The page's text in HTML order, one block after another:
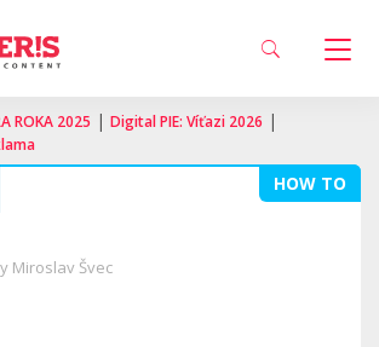
ROKA 2025 | Digital PIE: Víťazi 2026 |
HOW TO
Miroslav Švec